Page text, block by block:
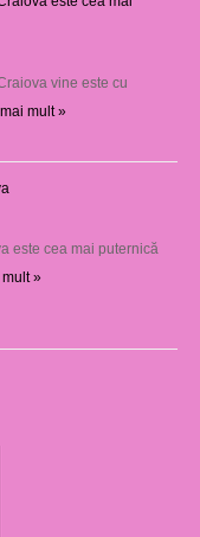
vine este cu
mult »
este cea mai puternică
»